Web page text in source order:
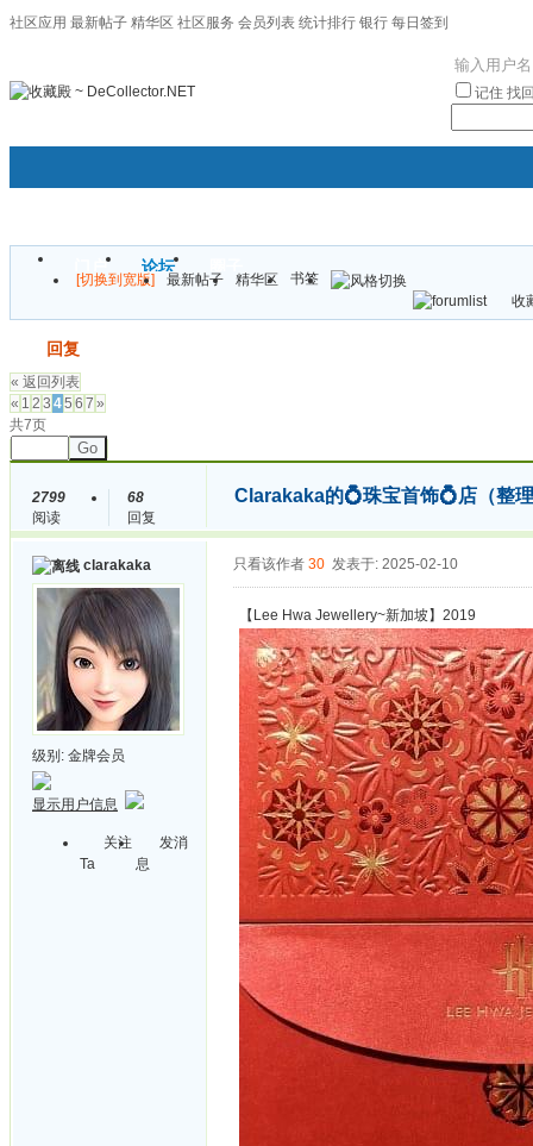
社区应用 最新帖子 精华区 社区服务 会员列表 统计排行 银行 每日签到
记住 找
门户 论坛
[切换到宽版] 最新帖子 精华区
书签
收
回复
« 返回列表
« 1 2 3 45 6 7 »
共7页
Go
2799
阅读
68
回复
Clarakaka的💍珠宝首饰💍店（整
clarakaka
级别: 金牌会员
显示用户信息
关注
Ta
发消
息
只看该作者 30 发表于: 2025-02-10
【Lee Hwa Jewellery~新加坡】2019